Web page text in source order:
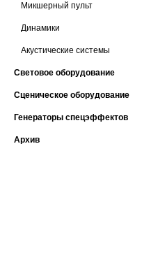
Микшерный пульт
Динамики
Акустические системы
Световое оборудование
Сценическое оборудование
Генераторы спецэффектов
Архив